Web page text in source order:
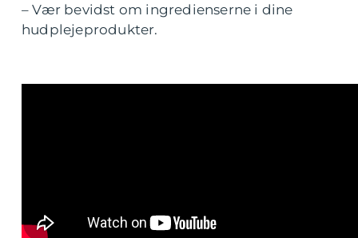
– Vær bevidst om ingredienserne i dine
hudplejeprodukter.